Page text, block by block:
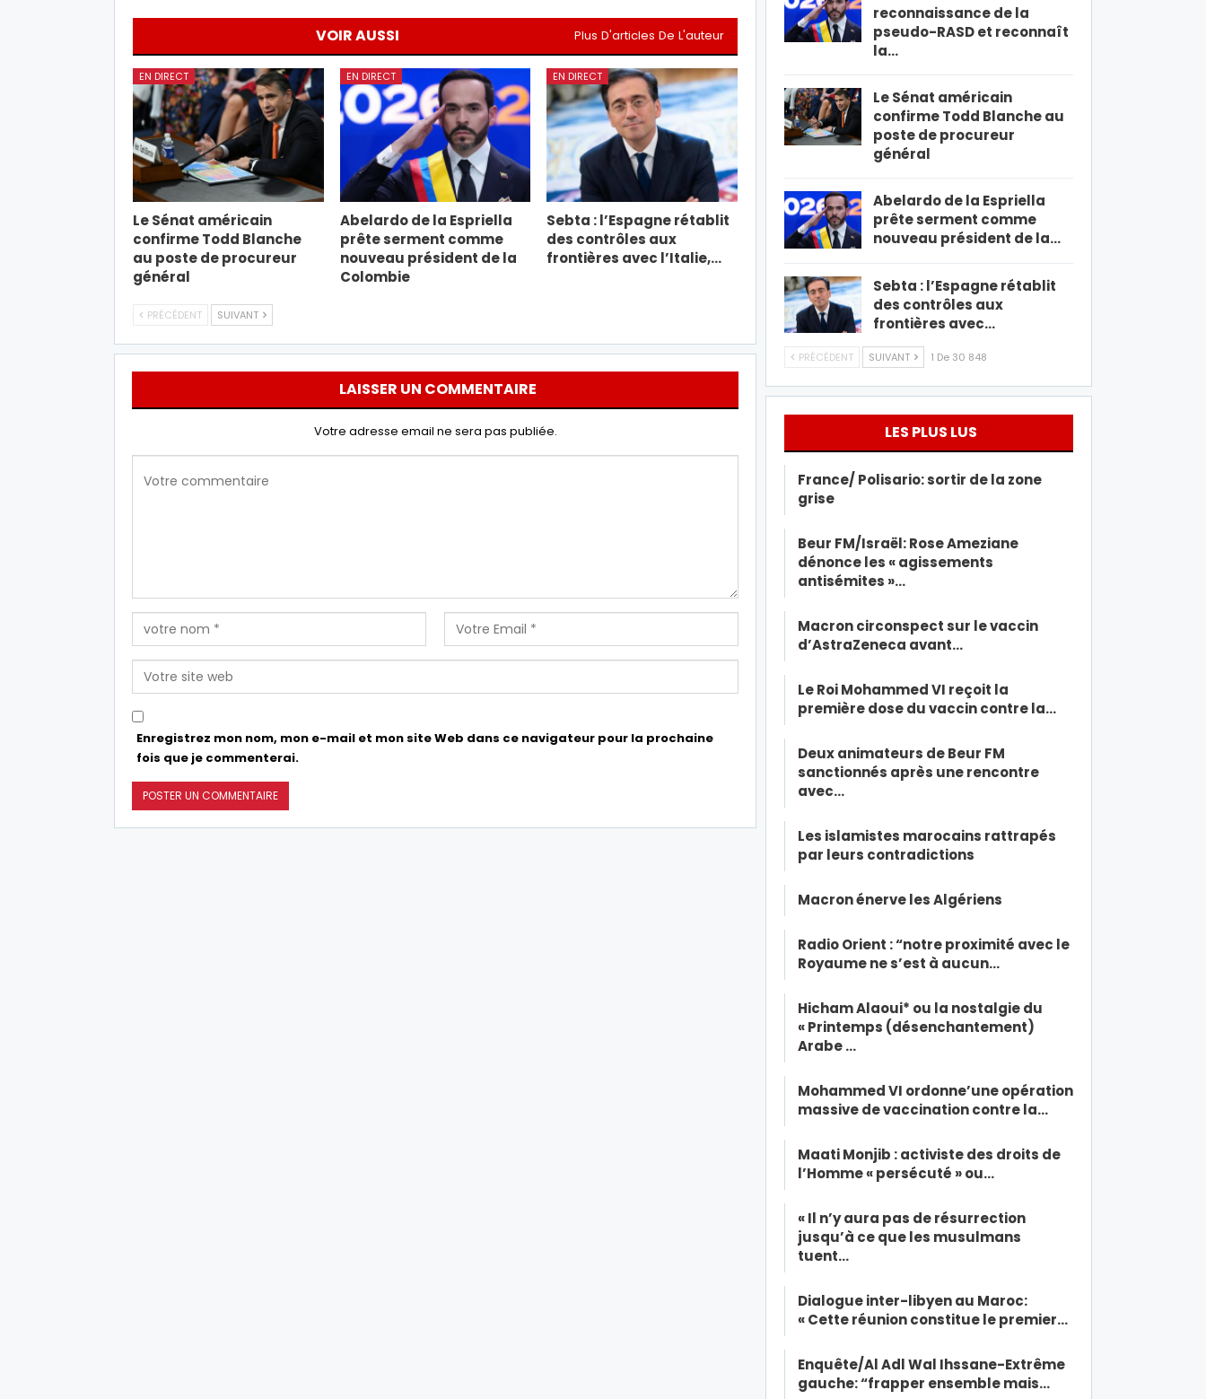
VOIR AUSSI Plus D'articles De L'auteur
EN DIRECT
Le Sénat américain
confirme Todd Blanche
au poste de procureur
général
EN DIRECT
Abelardo de la Espriella
prête serment comme
nouveau président de la
Colombie
EN DIRECT
Sebta : l’Espagne rétablit
des contrôles aux
frontières avec l’Italie,…
PRÉCÉDENT SUIVANT
LAISSER UN COMMENTAIRE
Votre adresse email ne sera pas publiée.
Enregistrez mon nom, mon e-mail et mon site Web dans ce navigateur pour la prochaine
fois que je commenterai.
reconnaissance de la
pseudo-RASD et reconnaît
la…
Le Sénat américain
confirme Todd Blanche au
poste de procureur
général
Abelardo de la Espriella
prête serment comme
nouveau président de la…
Sebta : l’Espagne rétablit
des contrôles aux
frontières avec…
PRÉCÉDENT SUIVANT 1 De 30 848
LES PLUS LUS
France/ Polisario: sortir de la zone
grise
Beur FM/Israël: Rose Ameziane
dénonce les « agissements
antisémites »…
Macron circonspect sur le vaccin
d’AstraZeneca avant…
Le Roi Mohammed VI reçoit la
première dose du vaccin contre la…
Deux animateurs de Beur FM
sanctionnés après une rencontre
avec…
Les islamistes marocains rattrapés
par leurs contradictions
Macron énerve les Algériens
Radio Orient : “notre proximité avec le
Royaume ne s’est à aucun…
Hicham Alaoui* ou la nostalgie du
« Printemps (désenchantement)
Arabe …
Mohammed VI ordonne’une opération
massive de vaccination contre la…
Maati Monjib : activiste des droits de
l’Homme « persécuté » ou…
« Il n’y aura pas de résurrection
jusqu’à ce que les musulmans
tuent…
Dialogue inter-libyen au Maroc:
« Cette réunion constitue le premier…
Enquête/Al Adl Wal Ihssane-Extrême
gauche: “frapper ensemble mais…